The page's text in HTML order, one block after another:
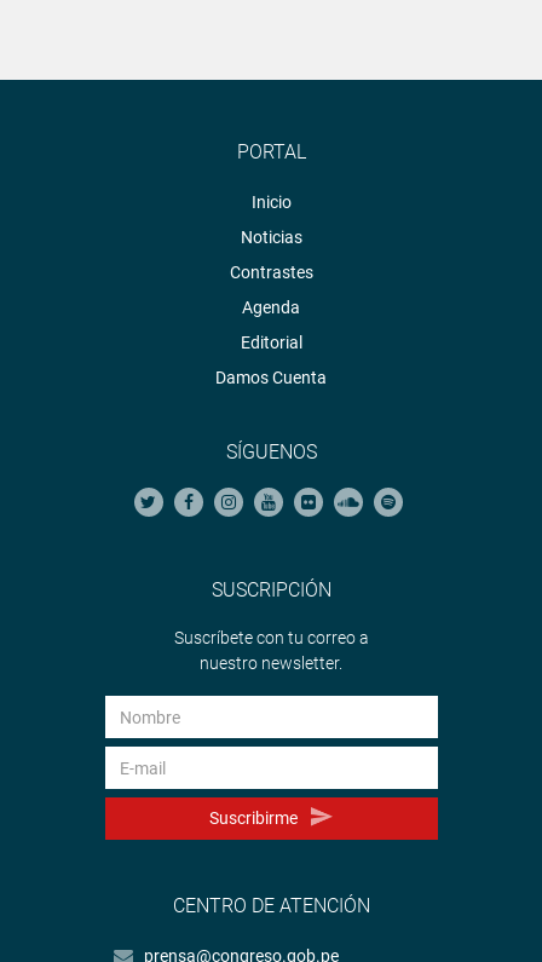
PORTAL
Inicio
Noticias
Contrastes
Agenda
Editorial
Damos Cuenta
SÍGUENOS
SUSCRIPCIÓN
Suscríbete con tu correo a
nuestro newsletter.
Suscribirme
CENTRO DE ATENCIÓN
prensa@congreso.gob.pe